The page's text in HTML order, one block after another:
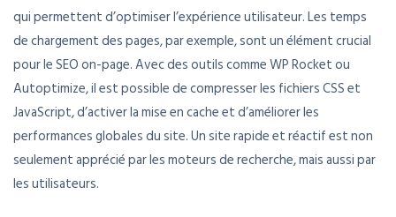
qui permettent d’optimiser l’expérience utilisateur. Les temps
de chargement des pages, par exemple, sont un élément crucial
pour le SEO on-page. Avec des outils comme WP Rocket ou
Autoptimize, il est possible de compresser les fichiers CSS et
JavaScript, d’activer la mise en cache et d’améliorer les
performances globales du site. Un site rapide et réactif est non
seulement apprécié par les moteurs de recherche, mais aussi par
les utilisateurs.